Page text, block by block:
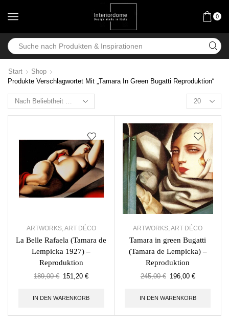
0
Start
Shop
Produkte Verschlagwortet Mit „Tamara In Green Bugatti Reproduktion“
ARTWORKS,ART DÉCO
La Belle Rafaela (Tamara de
Lempicka 1927) –
Reproduktion
189,00€ 151,20€
IN DEN WARENKORB
ARTWORKS,ART DÉCO
Tamara in green Bugatti
(Tamara de Lempicka) –
Reproduktion
245,00€ 196,00 €
IN DEN WARENKORB